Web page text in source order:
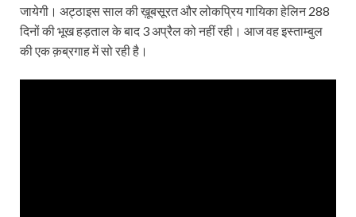
जायेगी। अट्ठाइस साल की ख़ूबसूरत और लोकप्रिय गायिका हेलिन 288
दिनों की भूख हड़ताल के बाद 3 अप्रैल को नहीं रही। आज वह इस्ताम्बुल
की एक क़ब्रगाह में सो रही है।